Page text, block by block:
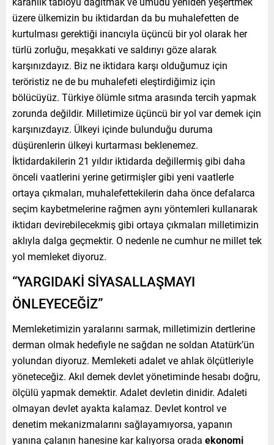
üzere ülkemizin bu iktidardan da bu muhalefetten de
kurtulması gerektiği inancıyla üçüncü bir yol olarak her
türlü zorluğu, meşakkati ve saldırıyı göze alarak
karşınızdayız. Biz ne iktidara karşı olduğumuz için
teröristiz ne de bu muhalefeti eleştirdiğimiz için
bölücüyüz. Türkiye ölümle sıtma arasında tercih yapmak
zorunda değildir. Milletimize üçüncü bir yol var demek için
karşınızdayız. Ülkeyi içinde bulunduğu duruma
düşürenlerin ülkeyi kurtarması beklenemez.
İktidardakilerin 21 yıldır iktidarda değillermiş gibi daha
önceli vaatlerini yerine getirmişler gibi yeni vaatlerle
ortaya çıkmaları, muhalefettekilerin daha önce defalarca
seçim kaybetmelerine rağmen aynı yöntemleri kullanarak
iktidarı devirebilecekmiş gibi ortaya çıkmaları milletimizin
aklıyla dalga geçmektir. O nedenle ne cumhur ne millet tek
yol memleket diyoruz.
“YARGIDAKİ SİYASALLAŞMAYI
ÖNLEYECEĞİZ”
Memleketimizin yaralarını sarmak, milletimizin dertlerine
derman olmak hedefiyle ne sağdan ne soldan Atatürk’ün
yolundan diyoruz. Memleketi adalet ve ahlak ölçütleriyle
yöneteceğiz. Akıl demek devlet yönetiminde hesabı doğru,
ölçülü yapmak demektir. Adalet devletin dinidir. Adaleti
olmayan devlet ayakta kalamaz. Devlet kontrol ve
denetim mekanizmalarını sağlayamıyorsa, yapanın
yanına çalanın hanesine kar kalıyorsa orada ekonomi